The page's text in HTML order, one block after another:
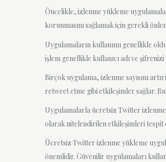
Öncelikle, izlenme yükleme
korunmasını sağlamak için gerekli
Uygulamaların kullanımı genellikle
işlem genellikle kullanıcı adı ve
Birçok uygulama, izlenme sayısını
retweet etme gibi etkileşimler sağlar.
Uygulamalarla ücretsiz Twitter izlenme
olarak nitelendirilen etkileşimleri tespit
Ücretsiz Twitter izlenme yükleme
önemlidir. Güvenilir uygulamaları